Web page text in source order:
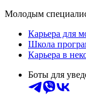
Молодым
Карьера для
Школа
Карьера в
Боты для